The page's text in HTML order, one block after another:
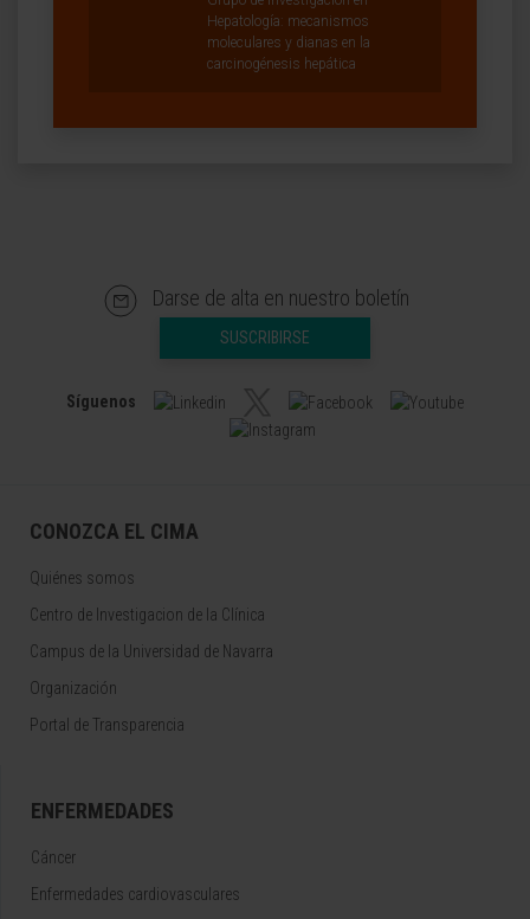
Hepatología: mecanismos
moleculares y dianas en la
carcinogénesis hepática
Darse de alta en nuestro boletín
SUSCRIBIRSE
Síguenos
CONOZCA EL CIMA
Quiénes somos
Centro de Investigacion de la Clínica
Campus de la Universidad de Navarra
Organización
Portal de Transparencia
ENFERMEDADES
Cáncer
Enfermedades cardiovasculares